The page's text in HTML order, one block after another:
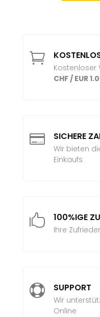

Kostenloser
CHF / EUR
 SICHERE
Wir bieten
Einkaufs
 100%IGE
Ihre
 SUPPORT
Wir
Online